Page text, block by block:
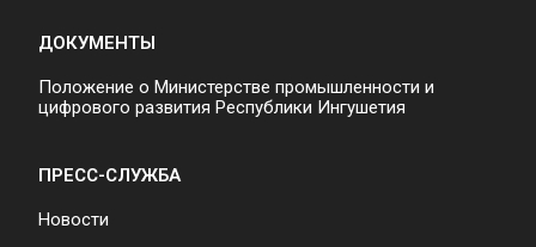
ДОКУМЕНТЫ
Положение о Министерстве промышленности и
цифрового развития Республики Ингушетия
ПРЕСС-СЛУЖБА
Новости